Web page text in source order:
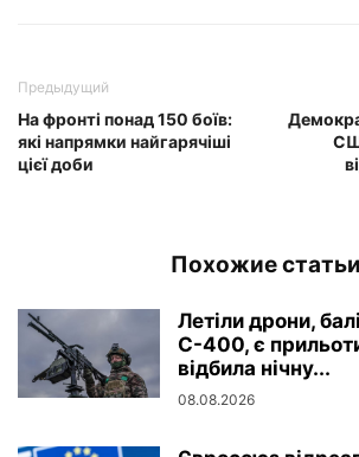
Предыдущий
На фронті понад 150 боїв:
які напрямки найгарячіші
цієї доби
Похожие статьи
Летіли дрони,
С-400, є
відбила нічну...
08.08.2026